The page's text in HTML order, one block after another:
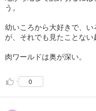
う。
幼いころから大好きで、
が、それでも見たことない
肉ワールドは奥が深い。
0